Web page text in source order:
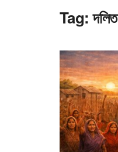
Tag:দলিত